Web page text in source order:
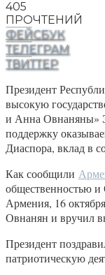
405
ПРОЧТЕНИЙ
ФЕЙСБУК
ТЕЛЕГРАМ
ТВИТТЕР
Президент
высокую
и Анна Овнаняны»
поддержку
Диаспора, вклад в
Как сообщили
общественностью
Армения, 16
Овнанян и вручил
Президент
патриотическую